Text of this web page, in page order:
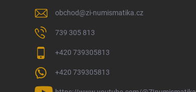
obchod@zi-numismatika.cz
739 305 813
+420 739305813
+420 739305813